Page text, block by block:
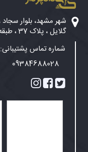
گلایل ، پلاک 37 ، طبقه همکف
شماره تماس پشتیبانی:
09384688028